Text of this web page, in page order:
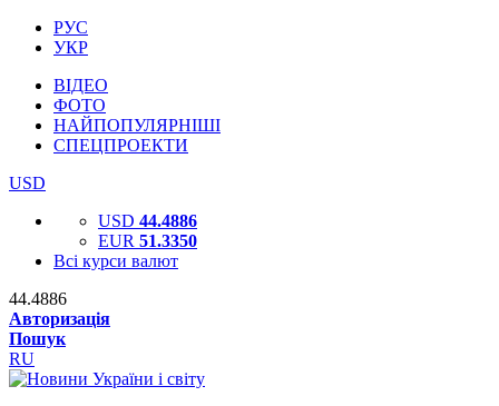
РУС
УКР
ВІДЕО
ФОТО
НАЙПОПУЛЯРНІШІ
СПЕЦПРОЕКТИ
USD
USD 44.4886
EUR 51.3350
Всі курси валют
44.4886
Авторизація
Пошук
RU